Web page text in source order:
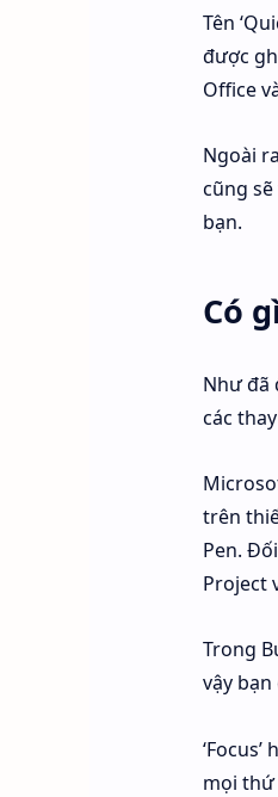
Tên
được
Office
Ngoài
cũng
bạn.
Có
Như đã
các
trên
Pen.
Project
Trong
vậy
mọi thứ